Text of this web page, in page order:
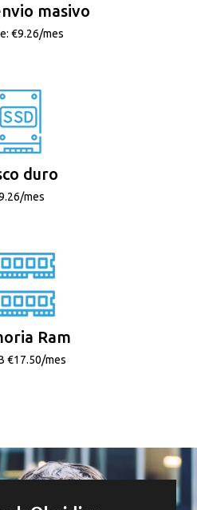
masivo
€9.26/mes
duro
mes
Ram
€17.50/mes